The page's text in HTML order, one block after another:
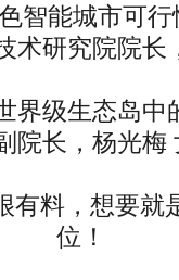
智能城市可
术研究院院长
界级生态岛中
院长，杨光梅
有料，想要
位！